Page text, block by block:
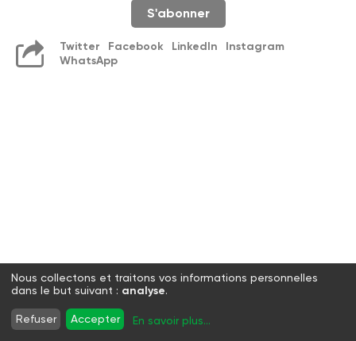
S'abonner
Twitter Facebook LinkedIn
Instagram
WhatsApp
Nous collectons et traitons vos informations personnelles
dans le but suivant : analyse.
Refuser Accepter En savoir plus...